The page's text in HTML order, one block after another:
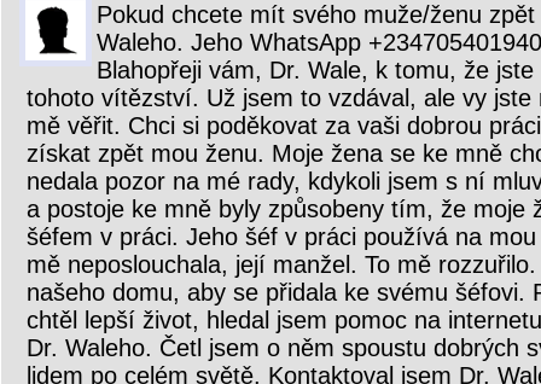
Pokud chcete mít svého muže/ženu
Waleho. Jeho WhatsApp
Blahopřeji vám, Dr. Wale, k tomu, že
tohoto vítězství. Už jsem to vzdával, ale vy
mě věřit. Chci si poděkovat za vaši dobrou
získat zpět mou ženu. Moje žena se ke mně
nedala pozor na mé rady, kdykoli jsem s ní
a postoje ke mně byly způsobeny tím, že moje
šéfem v práci. Jeho šéf v práci používá na
mě neposlouchala, její manžel. To mě
našeho domu, aby se přidala ke svému šéfovi.
chtěl lepší život, hledal jsem pomoc na
Dr. Waleho. Četl jsem o něm spoustu dobrých
lidem po celém světě. Kontaktoval jsem Dr.